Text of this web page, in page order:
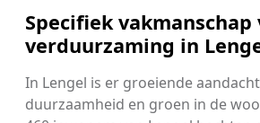
Specifiek vakmanschap
verduurzaming in
In Lengel is er groeiende
duurzaamheid en groen in de